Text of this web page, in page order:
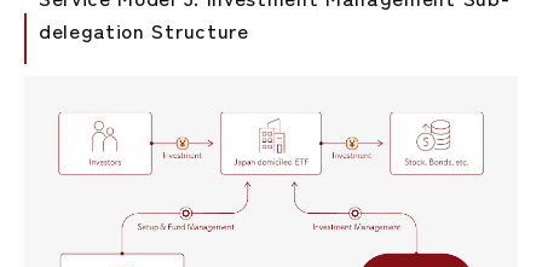
delegation Structure